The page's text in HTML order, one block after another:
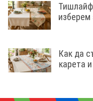
изберем
Как да
карета